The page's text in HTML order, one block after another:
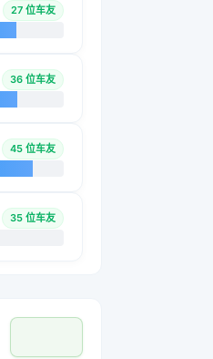
27 位车友
36 位车友
45 位车友
35 位车友